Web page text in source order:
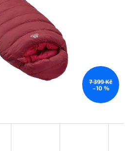
7 399 Kč
–10 %